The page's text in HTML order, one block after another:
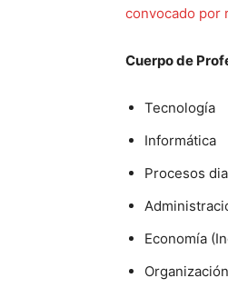
convocado por
Cuerpo de
Tecnología
Informática
Procesos
Economía